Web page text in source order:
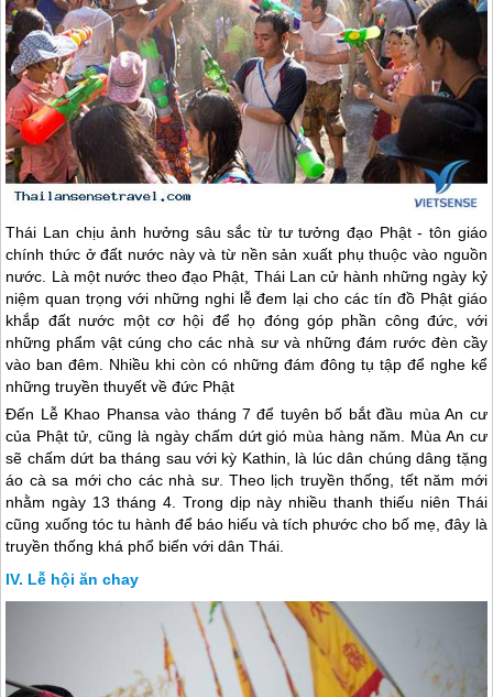
Thái Lan chịu ảnh hưởng sâu sắc từ tư tưởng đạo Phật - tôn giáo
chính thức ở đất nước này và từ nền sản xuất phụ thuộc vào nguồn
nước. Là một nước theo đạo Phật, Thái Lan cử hành những ngày kỷ
niệm quan trọng với những nghi lễ đem lại cho các tín đồ Phật giáo
khắp đất nước một cơ hội để họ đóng góp phần công đức, với
những phẩm vật cúng cho các nhà sư và những đám rước đèn cầy
vào ban đêm. Nhiều khi còn có những đám đông tụ tập để nghe kể
những truyền thuyết về đức Phật
Đến Lễ Khao Phansa vào tháng 7 để tuyên bố bắt đầu mùa An cư
của Phật tử, cũng là ngày chấm dứt gió mùa hàng năm. Mùa An cư
sẽ chấm dứt ba tháng sau với kỳ Kathin, là lúc dân chúng dâng tặng
áo cà sa mới cho các nhà sư. Theo lịch truyền thống, tết năm mới
nhằm ngày 13 tháng 4. Trong dịp này nhiều thanh thiếu niên Thái
cũng xuống tóc tu hành để báo hiếu và tích phước cho bố mẹ, đây là
truyền thống khá phổ biến với dân Thái.
Lễ hội ăn chay